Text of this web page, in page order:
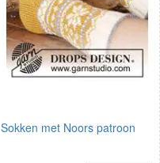
Sokken met Noors patroon